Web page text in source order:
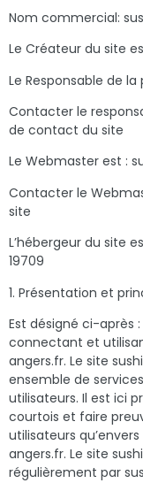
Nom commercial:
Le Créateur du site
Le Responsable de
Contacter le
de contact du site
Le Webmaster est :
Contacter le
site
L’hébergeur du site
19709
1. Présentation et
Est désigné ci-après
connectant et
angers.fr. Le site
ensemble de
utilisateurs. Il est ici
courtois et faire
utilisateurs
angers.fr. Le site
régulièrement par